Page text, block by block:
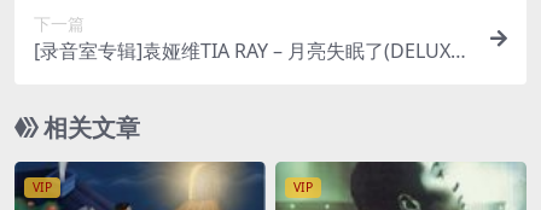
下一篇
[录音室专辑]袁娅维TIA RAY – 月亮失眠了(DELUXE
相关文章
VIP VIP